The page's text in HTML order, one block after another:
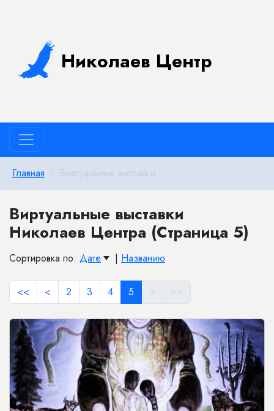
Николаев Центр
Главная Виртуальные выставки
Виртуальные выставки
Николаев Центра (Страница 5)
Сортировка по: Дате | Названию
<< < 2 3 4 5 > >>